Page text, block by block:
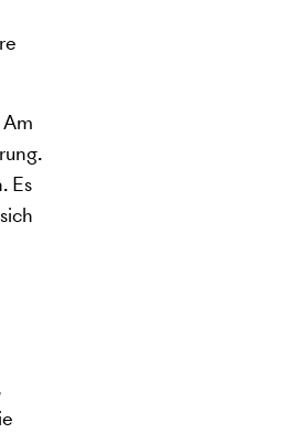
Es